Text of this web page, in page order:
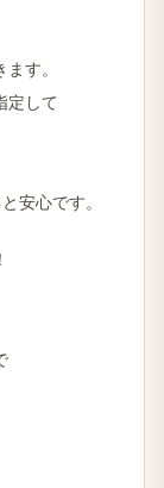
す。
定して
安心です。